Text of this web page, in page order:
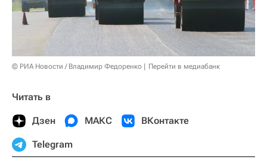
© РИА Новости / Владимир Федоренко Перейти в медиабанк
Читать в
Дзен МАКС ВКонтакте
Telegram